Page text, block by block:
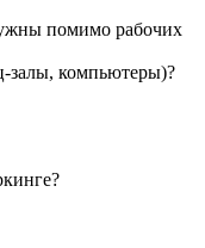
помимо рабочих
залы, компьютеры)?